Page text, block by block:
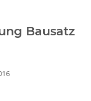
Bausatz